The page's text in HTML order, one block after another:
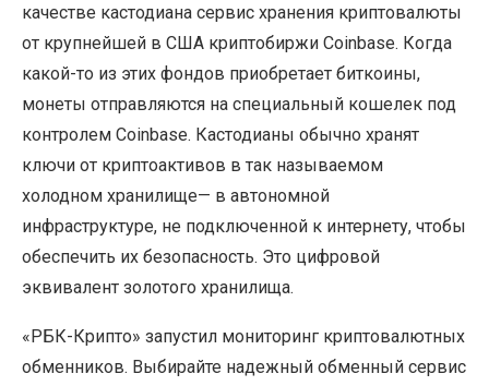
качестве кастодиана сервис хранения криптовалюты
от крупнейшей в США криптобиржи Coinbase. Когда
какой-то из этих фондов приобретает биткоины,
монеты отправляются на специальный кошелек под
контролем Coinbase. Кастодианы обычно хранят
ключи от криптоактивов в так называемом
холодном хранилище— в автономной
инфраструктуре, не подключенной к интернету, чтобы
обеспечить их безопасность. Это цифровой
эквивалент золотого хранилища.
«РБК-Крипто» запустил мониторинг криптовалютных
обменников. Выбирайте надежный обменный сервис